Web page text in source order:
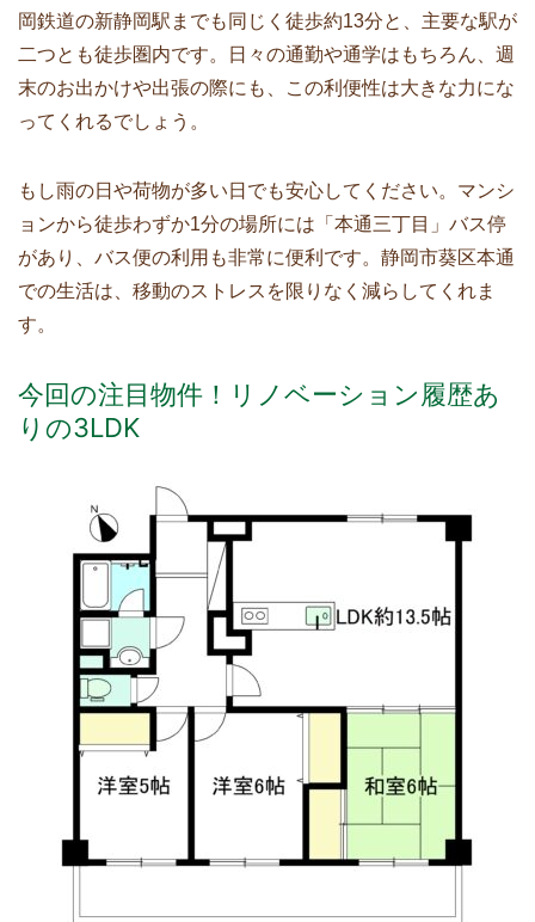
岡鉄道の新静岡駅までも同じく徒歩約13分と、主要な駅が
二つとも徒歩圏内です。日々の通勤や通学はもちろん、週
末のお出かけや出張の際にも、この利便性は大きな力にな
ってくれるでしょう。
もし雨の日や荷物が多い日でも安心してください。マンシ
ョンから徒歩わずか1分の場所には「本通三丁目」バス停
があり、バス便の利用も非常に便利です。静岡市葵区本通
での生活は、移動のストレスを限りなく減らしてくれま
す。
今回の注目物件！リノベーション履歴あ
りの3LDK